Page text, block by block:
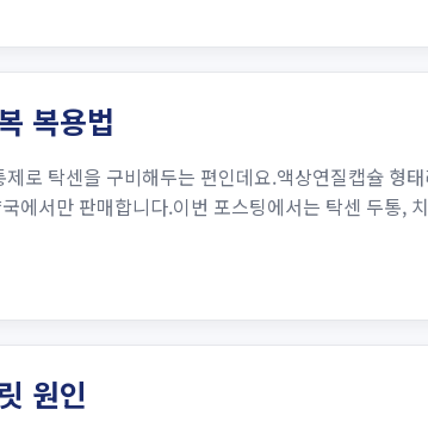
복용법
로 탁센을 구비해두는 편인데요.액상연질캡슐 형
에서만 판매합니다.이번 포스팅에서는 탁센 두통,
원인